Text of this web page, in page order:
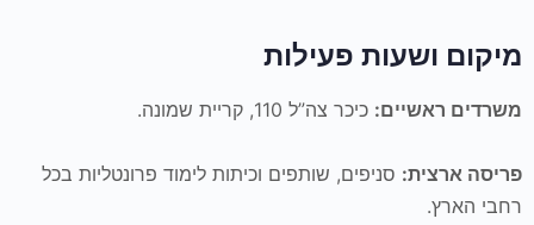
מיקום ושעות פעילות
משרדים ראשיים: כיכר צה”ל 110, קריית שמונה.
פריסה ארצית: סניפים, שותפים וכיתות לימוד פרונטליות בכל
רחבי הארץ.